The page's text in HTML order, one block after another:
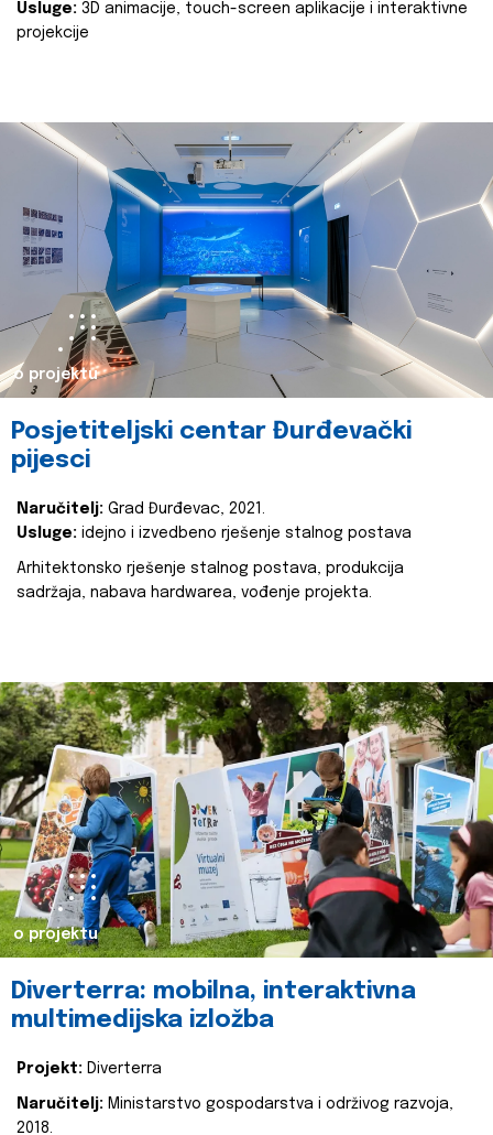
Usluge: 3D animacije, touch-screen aplikacije i interaktivne
projekcije
o projektu
Posjetiteljski centar Đurđevački
pijesci
Naručitelj: Grad Đurđevac, 2021.
Usluge: idejno i izvedbeno rješenje stalnog postava
Arhitektonsko rješenje stalnog postava, produkcija
sadržaja, nabava hardwarea, vođenje projekta.
o projektu
Diverterra: mobilna, interaktivna
multimedijska izložba
Projekt: Diverterra
Naručitelj: Ministarstvo gospodarstva i održivog razvoja,
2018.